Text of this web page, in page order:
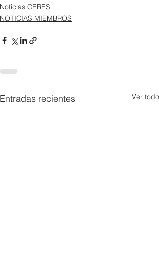
Noticias CERES
NOTICIAS MIEMBROS
Entradas recientes Ver todo